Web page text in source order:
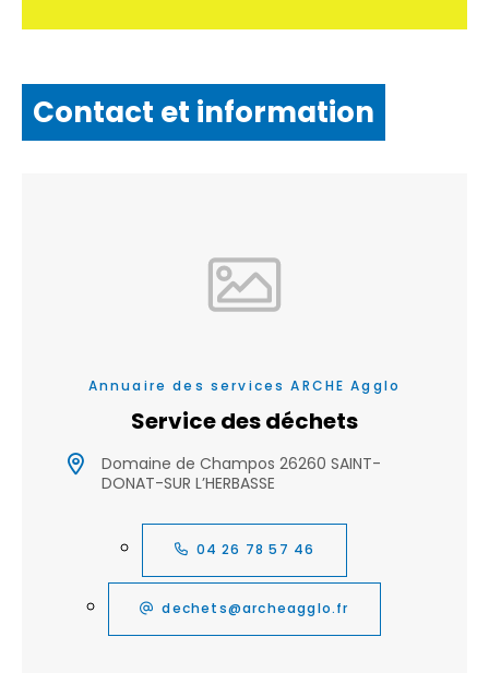
Contact et information
Annuaire des services ARCHE Agglo
Service des déchets
Domaine de Champos 26260 SAINT-
DONAT-SUR L’HERBASSE
04 26 78 57 46
dechets@archeagglo.fr